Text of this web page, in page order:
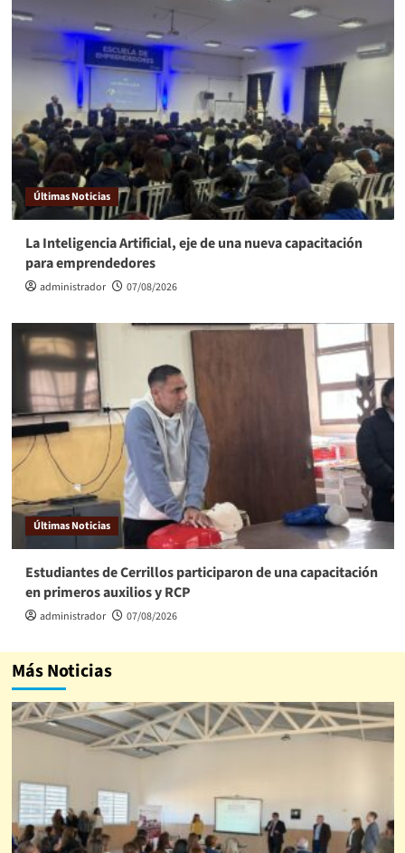
Últimas Noticias
La Inteligencia Artificial, eje de una nueva capacitación
para emprendedores
administrador 07/08/2026
Últimas Noticias
Estudiantes de Cerrillos participaron de una capacitación
en primeros auxilios y RCP
administrador 07/08/2026
Más Noticias